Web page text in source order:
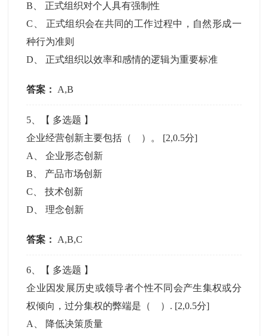
B
正式组织对个人具有强制性
C
正式组织会在共同的工作过程中，自然形成一
种行为准则
D
正式组织以效率和感情的逻辑为重要标准
答案： A,B
5 、【 多选题 】
企业经营创新主要包括（ ）。 [2,0.5分]
A
、企业形态创新
B
产品市场创新
C 、技术创新
D 、理念创新
答案： A,B,C
6 、【 多选题 】
企业因发展历史或领导者个性不同会产生集权或分
权倾向，过分集权的弊端是（ ）. [2,0.5分]
A
降低决策质量